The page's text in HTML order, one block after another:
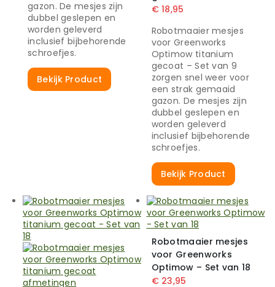
gazon. De mesjes zijn
dubbel geslepen en
worden geleverd
inclusief bijbehorende
schroefjes.
Bekijk Product
€18,95
Robotmaaier mesjes
voor Greenworks
Optimow titanium
gecoat – Set van 9
zorgen snel weer voor
een strak gemaaid
gazon. De mesjes zijn
dubbel geslepen en
worden geleverd
inclusief bijbehorende
schroefjes.
Bekijk Product
Robotmaaier mesjes
voor Greenworks
Optimow – Set van 18
€23,95